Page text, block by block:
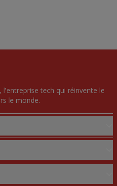
tech qui réinvente le
le monde.